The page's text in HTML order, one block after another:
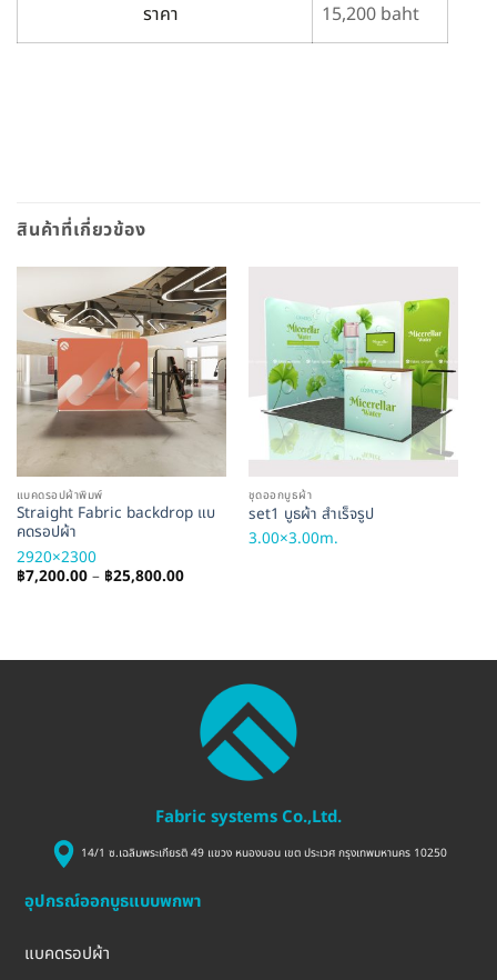
ราคา 15,200 baht
สินค้าที่เกี่ยวข้อง
แบคดรอปผ้าพิมพ์
Straight Fabric backdrop แบ
คดรอปผ้า
2920×2300
฿7,200.00 – ฿25,800.00Price
ชุดออกบูธผ้า
set1 บูธผ้า สำเร็จรูป
3.00×3.00m.
Fabric systems Co.,Ltd.
14/1 ซ.เฉลิมพระเกียรติ 49 แขวง หนองบอน เขต ประเวศ กรุงเทพมหานคร 10250
อุปกรณ์ออกบูธแบบพกพา
แบคดรอปผ้า